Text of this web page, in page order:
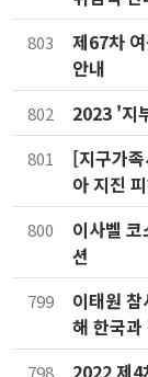
803
제67차
안내
802 2023 '지
801
[지구가
아 지진
800
이사벨
션
799
이태원
해 한국
798
2022 제4